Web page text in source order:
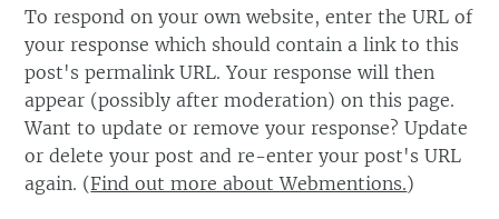
To respond on your own website, enter the URL of
your response which should contain a link to this
post's permalink URL. Your response will then
appear (possibly after moderation) on this page.
Want to update or remove your response? Update
or delete your post and re-enter your post's URL
again. (Find out more about Webmentions.)